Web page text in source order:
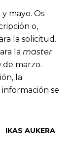
mayo. Os
o,
la solicitud.
la master
de marzo.
la
se
IKAS AUKERA